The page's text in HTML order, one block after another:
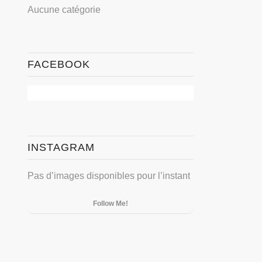
Aucune catégorie
FACEBOOK
INSTAGRAM
Pas d’images disponibles pour l’instant
Follow Me!